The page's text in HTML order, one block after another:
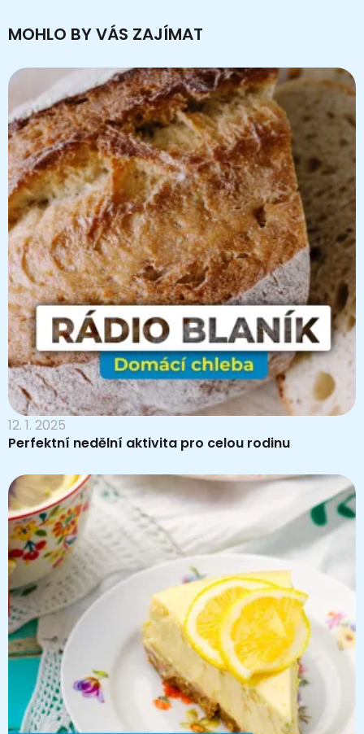
MOHLO BY VÁS ZAJÍMAT
12. 1. 2025
Perfektní nedělní aktivita pro celou rodinu